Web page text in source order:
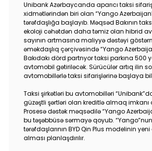
Xidmət şəbəkəsi
Bank haqqında
Dayanıqlılıq
Keşbek
Tariflər
İnsan Resursları
UnibankAzərbaycanda aparıcı taksi
xidmətlərindən biri olan “Yango
tərəfdaşlığa başlayıb. Məqsəd Bakının
ekoloji cəhətdən daha təmiz olan hibrid
sayının artmasına maliyyə dəstəyi
əməkdaşlıq çərçivəsində “Yango
Bakıdakı dörd partnyor taksi parkına 500
avtomobil gətiriləcək. Sürücülər artıq ilin
avtomobillərlə taksi sifarişlərinə başlaya
Taksi şirkətləri bu avtomobilləri
güzəştli şərtləri olan kreditlə almaq
Prosesə dəstək məqsədilə “Yango
bu təşəbbüsə sərmayə qoyub. “Yango”nun
tərəfdaşlarının BYD Qin Plus modelinin
alması planlaşdırılır.